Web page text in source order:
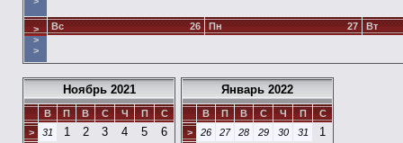
>
>
>
26
Вс 27
Пн Вт
Ноябрь 2021
В П В С Ч П
С
>
31 1 2 3 4 5 6
Январь 2022
В П В С Ч П
С
>
26 27 28 29 30 31 1